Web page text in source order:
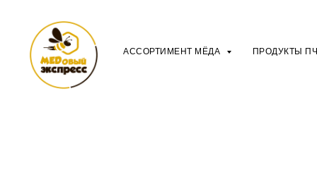
АССОРТИМЕНТ МЁДА ПРОДУКТЫ